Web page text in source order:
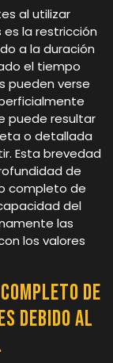
al utilizar
la restricción
a la duración
el tiempo
pueden verse
puede resultar
o detallada
Esta brevedad
de
completo de
del
las
los valores
de
debido al